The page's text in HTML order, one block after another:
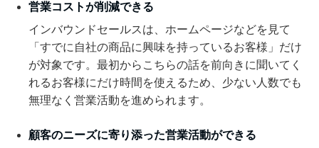
営業コストが削減できる
インバウンドセールスは、ホームページなどを見て
「すでに自社の商品に興味を持っているお客様」だけ
が対象です。最初からこちらの話を前向きに聞いてく
れるお客様にだけ時間を使えるため、少ない人数でも
無理なく営業活動を進められます。
顧客のニーズに寄り添った営業活動ができる